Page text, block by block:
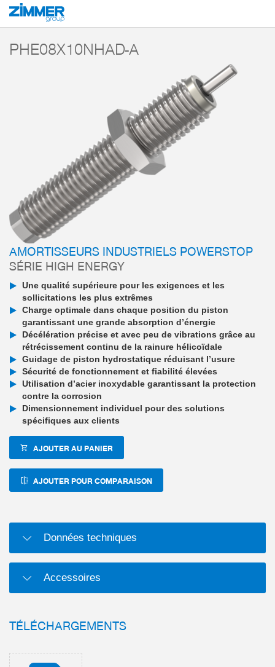
Démarrage Produits
PHE08X10NHAD-A
AMORTISSEURS INDUSTRIELS POWERSTOP
SÉRIE HIGH ENERGY
Une qualité supérieure pour les exigences et les
sollicitations les plus extrêmes
Charge optimale dans chaque position du piston
garantissant une grande absorption d’énergie
Décélération précise et avec peu de vibrations grâce au
rétrécissement continu de la rainure hélicoïdale
Guidage de piston hydrostatique réduisant l’usure
Sécurité de fonctionnement et fiabilité élevées
Utilisation d’acier inoxydable garantissant la protection
contre la corrosion
Dimensionnement individuel pour des solutions
spécifiques aux clients
AJOUTER AU PANIER
AJOUTER POUR COMPARAISON
Données techniques
Accessoires
TÉLÉCHARGEMENTS